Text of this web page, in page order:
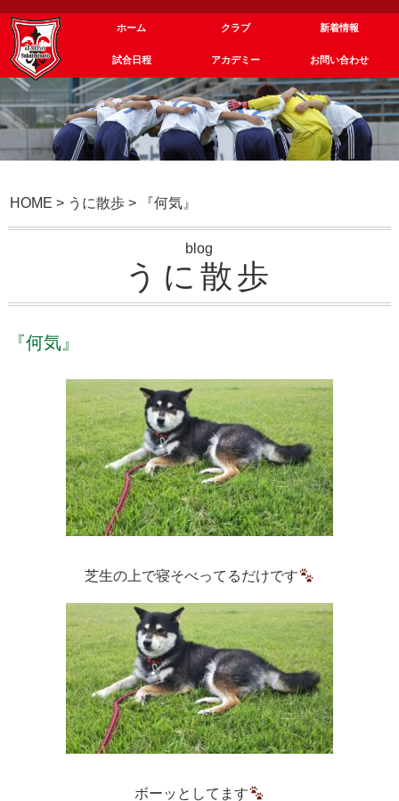
ホーム クラブ 新着情報
試合日程 アカデミー お問い合わせ
HOME > うに散歩 > 『何気』
blog
うに散歩
『何気』
芝生の上で寝そべってるだけです
ボーッとしてます